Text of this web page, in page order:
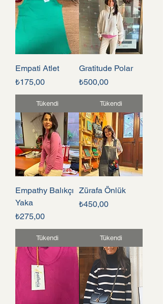
Empati Atlet
Fiyat
₺175,00
Tükendi
Gratitude Polar
Fiyat
₺500,00
Tükendi
Empathy Balıkçı
Yaka
Fiyat
₺275,00
Tükendi
Zürafa Önlük
Fiyat
₺450,00
Tükendi